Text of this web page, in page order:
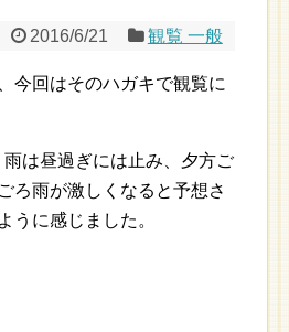
2016/6/21 観覧 一般
今回はそのハガキで観覧に
は昼過ぎには止み、夕方ご
ろ雨が激しくなると予想さ
うに感じました。